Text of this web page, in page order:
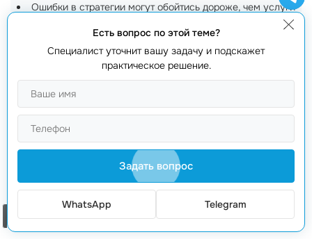
Ошибки в стратегии могут обойтись дороже, чем услуги
Вы получите качественную помощь в анализе и
оптимизации вашего бизнеса.
Таким образом, важно развеять эти мифы и
понимать, что успешноепродвижение интернет
магазина обуви
стратегия, основанная на тщательном анализе и
систематическом подходе. Если вы хотите получить
профессиональную помощь и избежать
распространенных ошибок, звоните нам по
Есть вопрос по этой теме?
Специалист уточнит вашу задачу и подскажет
практическое решение.
Задать вопрос
WhatsApp Telegram
Заказать звонок